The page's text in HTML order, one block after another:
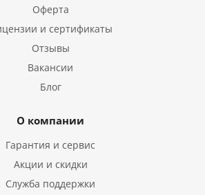
Оферта
и сертификаты
Отзывы
Вакансии
Блог
О компании
Гарантия и сервис
Акции и скидки
Служба поддержки